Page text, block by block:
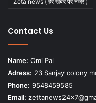
Contact Us
Name: Omi Pal
Adress: 23 Sanjay colony
Phone: 9548459585
Email: